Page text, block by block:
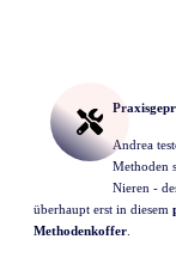
Andrea
Methoden
Nieren -
überhaupt erst in diesem
Methodenkoffer